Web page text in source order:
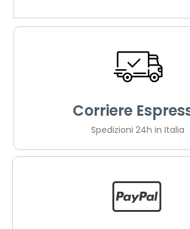
Corriere
Spedizioni 24h in Italia